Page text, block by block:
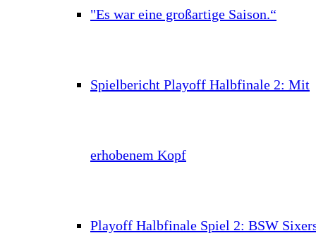
"Es war eine großartige Saison.“
Spielbericht Playoff Halbfinale 2: Mit
erhobenem Kopf
Playoff Halbfinale Spiel 2: BSW